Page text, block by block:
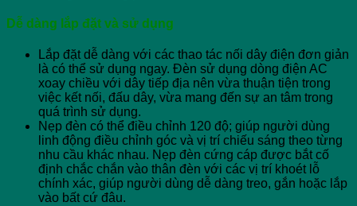
Dễ dàng lắp đặt và sử dụng
Lắp đặt dễ dàng với các thao tác nối dây điện đơn giản
là có thể sử dụng ngay. Đèn sử dụng dòng điện AC
xoay chiều với dây tiếp địa nên vừa thuận tiện trong
việc kết nối, đấu dây, vừa mang đến sự an tâm trong
quá trình sử dụng.
Nẹp đèn có thể điều chỉnh 120 độ; giúp người dùng
linh động điều chỉnh góc và vị trí chiếu sáng theo từng
nhu cầu khác nhau. Nẹp đèn cứng cáp được bắt cố
định chắc chắn vào thân đèn với các vị trí khoét lỗ
chính xác, giúp người dùng dễ dàng treo, gắn hoặc lắp
vào bất cứ đâu.